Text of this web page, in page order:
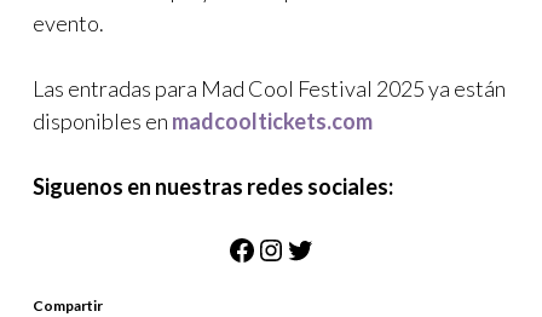
evento.
Las entradas para Mad Cool Festival 2025 ya están
disponibles en madcooltickets.com
Siguenos en nuestras redes sociales:
Facebook
Instagram
Twitter
Compartir